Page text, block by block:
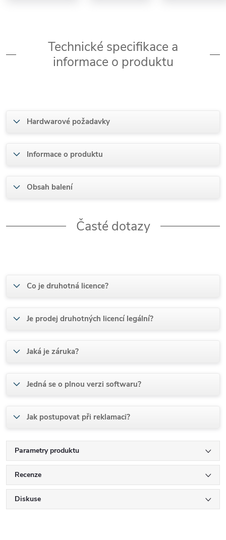
Technické specifikace a
informace o produktu
Hardwarové požadavky
Informace o produktu
Obsah balení
Časté dotazy
Co je druhotná licence?
Je prodej druhotných licencí legální?
Jaká je záruka?
Jedná se o plnou verzi softwaru?
Jak postupovat při reklamaci?
Parametry produktu
Recenze
Diskuse